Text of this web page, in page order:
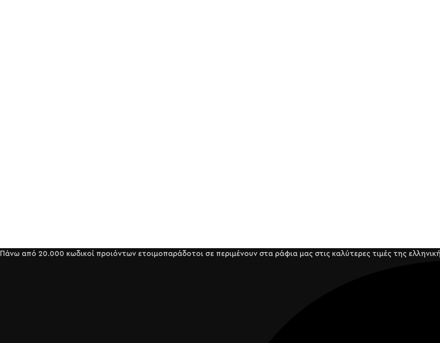
Πάνω από 20.000 κωδικοί προιόντων ετοιμοπαράδοτοι σε περιμένουν στα ράφια μας στις καλύτερες τιμές της